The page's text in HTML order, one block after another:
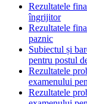
Rezultatele
îngrijitor
Rezultatele
paznic
Subiectul și
pentru postul
Rezultatele
examenului
Rezultatele